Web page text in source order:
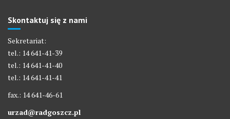
Skontaktuj się z nami
Sekretariat:
tel.: 14 641-41-39
tel.: 14 641-41-40
tel.: 14 641-41-41
fax.: 14 641-46-61
urzad@radgoszcz.pl